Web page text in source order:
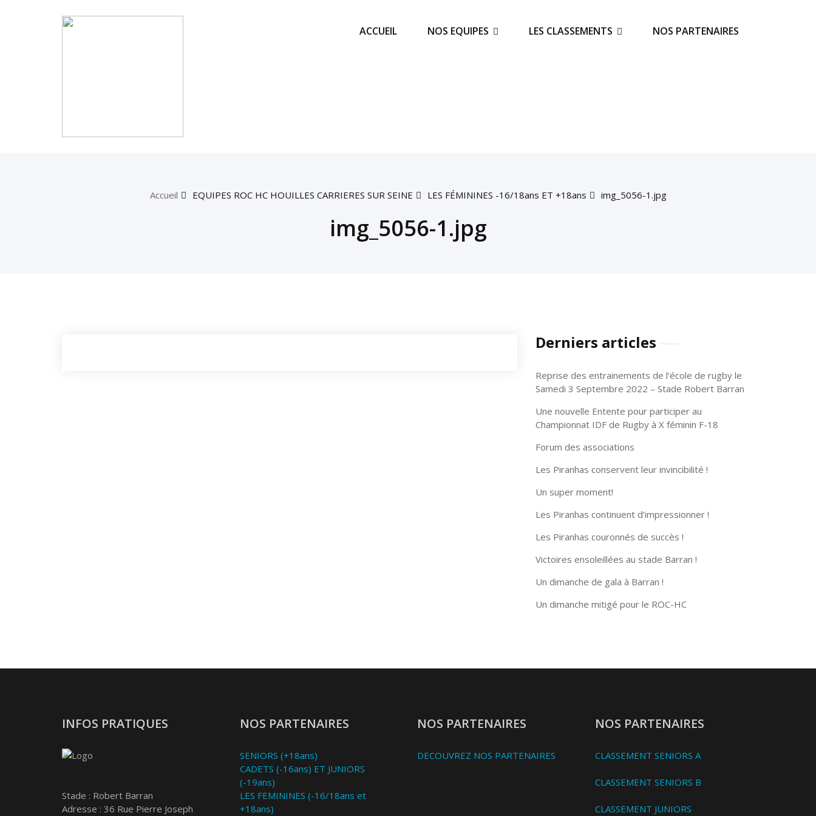
ACCUEIL NOS EQUIPES LES CLASSEMENTS NOS PARTENAIRES
Accueil EQUIPES ROC HC HOUILLES CARRIERES SUR SEINE LES FÉMININES -16/18ans ET +18ans img_5056-1.jpg
img_5056-1.jpg
Derniers articles
Reprise des entrainements de l’école de rugby le
Samedi 3 Septembre 2022 – Stade Robert Barran
Une nouvelle Entente pour participer au
Championnat IDF de Rugby à X féminin F-18
Forum des associations
Les Piranhas conservent leur invincibilité !
Un super moment!
Les Piranhas continuent d’impressionner !
Les Piranhas couronnés de succès !
Victoires ensoleillées au stade Barran !
Un dimanche de gala à Barran !
Un dimanche mitigé pour le ROC-HC
INFOS PRATIQUES
Stade : Robert Barran
Adresse : 36 Rue Pierre Joseph
NOS PARTENAIRES
SENIORS (+18ans)
CADETS (-16ans) ET JUNIORS
(-19ans)
LES FEMININES (-16/18ans et
+18ans)
NOS PARTENAIRES
DECOUVREZ NOS PARTENAIRES
NOS PARTENAIRES
CLASSEMENT SENIORS A
CLASSEMENT SENIORS B
CLASSEMENT JUNIORS